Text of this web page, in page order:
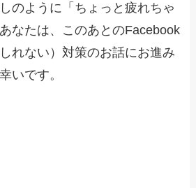
のように「ちょっと疲れちゃ
なたは、このあとのFacebook
れない）対策のお話にお進み
いです。